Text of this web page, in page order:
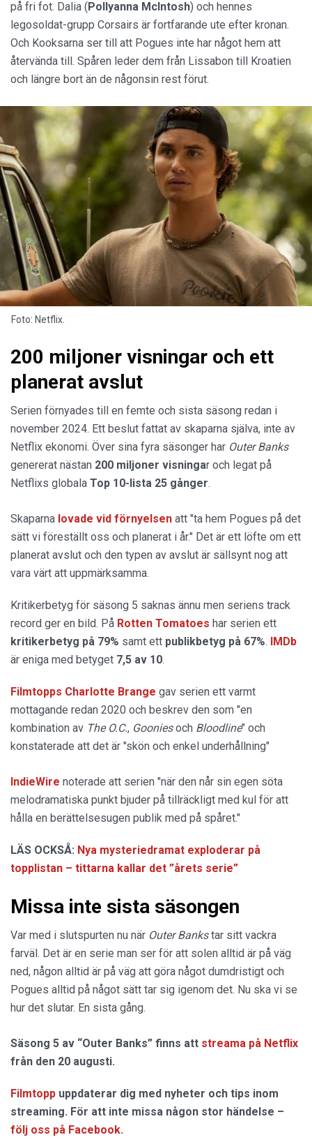
på fri fot. Dalia (Pollyanna McIntosh) och hennes
legosoldat-grupp Corsairs är fortfarande ute efter kronan.
Och Kooksarna ser till att Pogues inte har något hem att
återvända till. Spåren leder dem från Lissabon till Kroatien
och längre bort än de någonsin rest förut.
Foto: Netflix.
200 miljoner visningar och ett
planerat avslut
Serien förnyades till en femte och sista säsong redan i
november 2024. Ett beslut fattat av skaparna själva, inte av
Netflix ekonomi. Över sina fyra säsonger har Outer Banks
genererat nästan 200 miljoner visningar och legat på
Netflixs globala Top 10-lista 25 gånger.
Skaparna lovade vid förnyelsen att "ta hem Pogues på det
sätt vi föreställt oss och planerat i år." Det är ett löfte om ett
planerat avslut och den typen av avslut är sällsynt nog att
vara värt att uppmärksamma.
Kritikerbetyg för säsong 5 saknas ännu men seriens track
record ger en bild. På Rotten Tomatoes har serien ett
kritikerbetyg på 79% samt ett publikbetyg på 67%. IMDb
är eniga med betyget 7,5 av 10.
Filmtopps Charlotte Brange gav serien ett varmt
mottagande redan 2020 och beskrev den som "en
kombination av The O.C., Gooniesoch Bloodline" och
konstaterade att det är "skön och enkel underhållning"
IndieWire noterade att serien "när den når sin egen söta
melodramatiska punkt bjuder på tillräckligt med kul för att
hålla en berättelsesugen publik med på spåret."
LÄS OCKSÅ: Nya mysteriedramat exploderar på
topplistan – tittarna kallar det ”årets serie”
Missa inte sista säsongen
Var med i slutspurten nu när Outer Bankstar sitt vackra
farväl. Det är en serie man ser för att solen alltid är på väg
ned, någon alltid är på väg att göra något dumdristigt och
Pogues alltid på något sätt tar sig igenom det. Nu ska vi se
hur det slutar. En sista gång.
Säsong 5 av “Outer Banks” finns att streama på Netflix
från den 20 augusti.
Filmtopp uppdaterar dig med nyheter och tips inom
streaming. För att inte missa någon stor händelse –
följ oss på Facebook.